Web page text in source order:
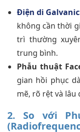
Điện di Galvanic
không cần thời
trì thường
trung bình.
Phẫu thuật
gian hồi phục
mẽ, rõ rệt và lâu
2. So với